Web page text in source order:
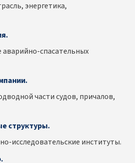
энергетика,
аварийно-спасательных
части судов, причалов,
структуры.
исследовательские институты.